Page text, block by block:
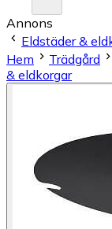
Annons
Eldstäder &
Hem
Trädgård
& eldkorgar